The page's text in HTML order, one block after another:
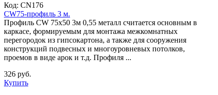
Код: CN176
CW75-профиль 3 м.
Профиль CW 75х50 3м 0,55 металл считается основным в
каркасе, формируемым для монтажа межкомнатных
перегородок из гипсокартона, а также для сооружения
конструкций подвесных и многоуровневых потолков,
проемов в виде арок и т.д. Профиля ...
326 руб.
Купить